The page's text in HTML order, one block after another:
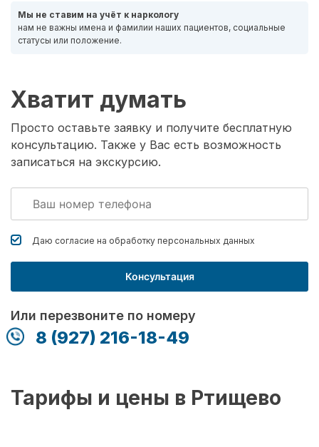
Мы не ставим на учёт к наркологу
нам не важны имена и фамилии наших пациентов, социальные
статусы или положение.
Хватит думать
Просто оставьте заявку и получите бесплатную
консультацию. Также у Вас есть возможность
записаться на экскурсию.
Даю согласие на обработку персональных данных
Консультация
Или перезвоните по номеру
8 (927) 216-18-49
Тарифы и цены в Ртищево